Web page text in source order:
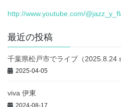
http://www.youtube.com/
最近の投稿
千葉県松戸市でライブ（2025.8.24
2025-04-05
viva 伊東
2024-08-17